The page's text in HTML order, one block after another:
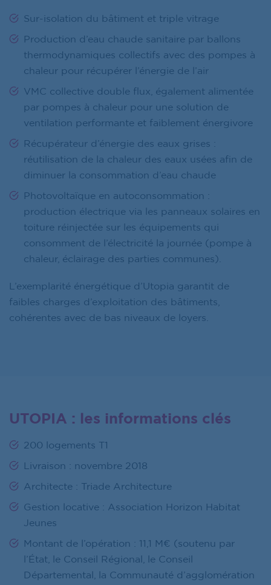
Sur-isolation du bâtiment et triple vitrage
Production d’eau chaude sanitaire par ballons
thermodynamiques collectifs avec des pompes à
chaleur pour récupérer l’énergie de l’air
VMC collective double flux, également alimentée
par pompes à chaleur pour une solution de
ventilation performante et faiblement énergivore
Récupérateur d’énergie des eaux grises :
réutilisation de la chaleur des eaux usées afin de
diminuer la consommation d’eau chaude
Photovoltaïque en autoconsommation :
production électrique via les panneaux solaires en
toiture réinjectée sur les équipements qui
consomment de l’électricité la journée (pompe à
chaleur, éclairage des parties communes).
L’exemplarité énergétique d’Utopia garantit de
faibles charges d’exploitation des bâtiments,
cohérentes avec de bas niveaux de loyers.
UTOPIA : les informations clés
200 logements T1
Livraison : novembre 2018
Architecte : Triade Architecture
Gestion locative : Association Horizon Habitat
Jeunes
Montant de l’opération : 11,1 M€ (soutenu par
l’État, le Conseil Régional, le Conseil
Départemental, la Communauté d’agglomération